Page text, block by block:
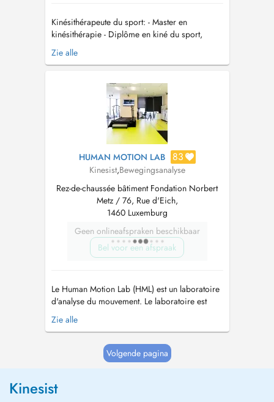
Kinésithérapeute du sport: - Master en
kinésithérapie - Diplôme en kiné du sport,
taping, thérapie manuelle - Diplôme
complémentaire en traitement physique de
bandages spécifiques, presso-thérapie -
Spécialisation en kinésithérapie oncologique
Zie alle
HUMAN MOTION LAB 83
Kinesist,Bewegingsanalyse
Rez-de-chaussée bâtiment Fondation Norbert
Metz / 76, Rue d'Eich,
1460 Luxemburg
Geen onlineafspraken beschikbaar
Bel voor een afspraak
Le Human Motion Lab (HML) est un laboratoire
d'analyse du mouvement. Le laboratoire est
géré par le Luxembourg Institute of Research in
Orthopedics, Sports Medicine and Science
du Luxembourg (CHL) et du Luxembourg
Institute of Health (LIH). Le Huma...
Zie alle
Volgende pagina
Kinesist